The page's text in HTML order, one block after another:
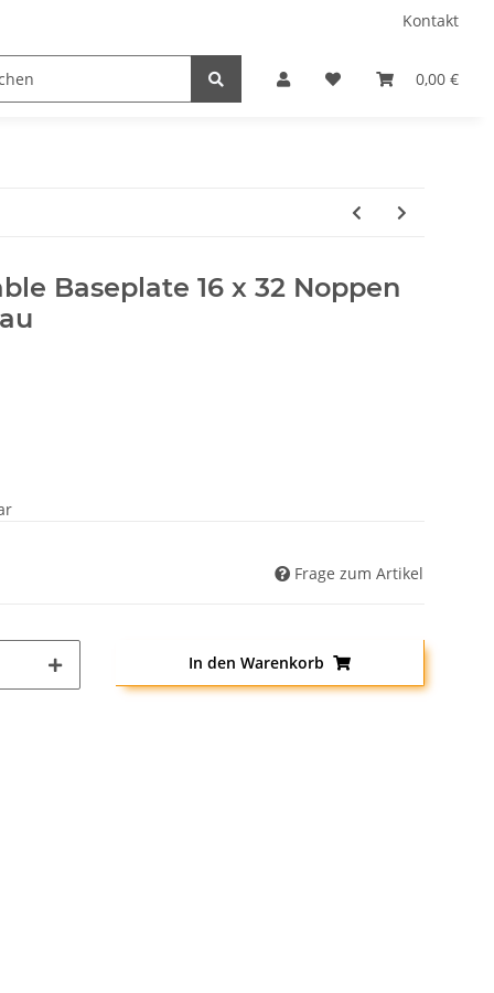
Kontakt
0,00 €
Baseplate 16 x 32 Noppen
Frage zum Artikel
In den Warenkorb